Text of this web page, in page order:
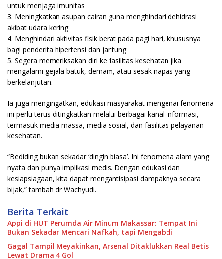
untuk menjaga imunitas
3. Meningkatkan asupan cairan guna menghindari dehidrasi
akibat udara kering
4. Menghindari aktivitas fisik berat pada pagi hari, khususnya
bagi penderita hipertensi dan jantung
5. Segera memeriksakan diri ke fasilitas kesehatan jika
mengalami gejala batuk, demam, atau sesak napas yang
berkelanjutan.
Ia juga mengingatkan, edukasi masyarakat mengenai fenomena
ini perlu terus ditingkatkan melalui berbagai kanal informasi,
termasuk media massa, media sosial, dan fasilitas pelayanan
kesehatan.
“Bediding bukan sekadar ‘dingin biasa’. Ini fenomena alam yang
nyata dan punya implikasi medis. Dengan edukasi dan
kesiapsiagaan, kita dapat mengantisipasi dampaknya secara
bijak,” tambah dr Wachyudi.
Berita Terkait
Appi di HUT Perumda Air Minum Makassar: Tempat Ini
Bukan Sekadar Mencari Nafkah, tapi Mengabdi
Gagal Tampil Meyakinkan, Arsenal Ditaklukkan Real Betis
Lewat Drama 4 Gol